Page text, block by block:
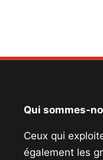
Qui sommes-
Ceux qui
également les